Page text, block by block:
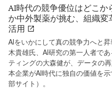
AI時代の競争優位はどこか
か中外製薬が挑む、組織変
活用
AIをいかにして真の競争力へと
木貴雄氏、AI研究の第一人者で
ティングの大森健が、データの
本企業がAI時代に独自の価値を
部サイト）。